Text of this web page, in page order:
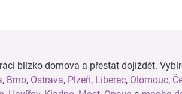
blízko domova a přestat dojíždět.
, Brno, Ostrava, Plzeň, Liberec, Olomouc,